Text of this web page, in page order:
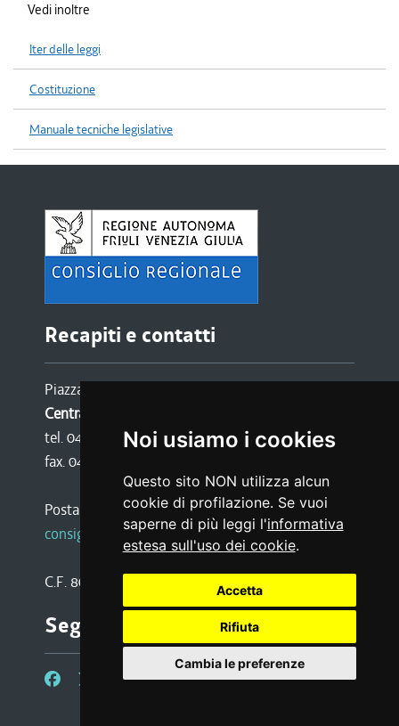
Noi usiamo i cookies
Questo sito NON utilizza alcun
cookie di profilazione. Se vuoi
saperne di più leggi l'informativa
estesa sull'uso dei cookie.
Accetta
Rifiuta
Cambia le preferenze
Vedi inoltre
Iter delle leggi
Costituzione
Manuale tecniche legislative
Recapiti e contatti
Piazza Oberdan 6, 34133 TRIESTE
Centralino:
tel. 040 3771111
fax. 040 3773190
Posta certificata:
consiglio@certregione.fvg.it
C.F. 80016340327
Seguici su